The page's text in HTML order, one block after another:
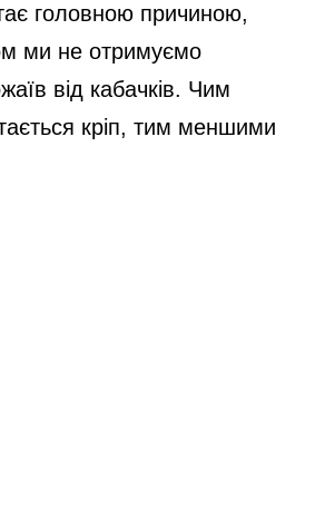
головною причиною,
ми не отримуємо
від кабачків. Чим
кріп, тим меншими